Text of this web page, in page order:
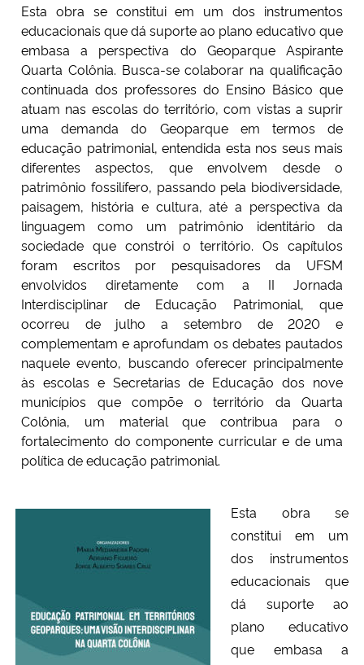
Secretaria de Governo
Gabinete de Segurança Institucional
Advocacia-Geral da União
Banco Central do Brasil
Planalto
Esta obra se constitui em um dos instrumentos
educacionais que dá suporte ao plano educativo que
embasa a perspectiva do Geoparque Aspirante
Quarta Colônia. Busca-se colaborar na qualificação
continuada dos professores do Ensino Básico que
atuam nas escolas do território, com vistas a suprir
uma demanda do Geoparque em termos de
educação patrimonial, entendida esta nos seus mais
diferentes aspectos, que envolvem desde o
patrimônio fossilífero, passando pela biodiversidade,
paisagem, história e cultura, até a perspectiva da
linguagem como um patrimônio identitário da
sociedade que constrói o território. Os capítulos
foram escritos por pesquisadores da UFSM
envolvidos diretamente com a II Jornada
Interdisciplinar de Educação Patrimonial, que
ocorreu de julho a setembro de 2020 e
complementam e aprofundam os debates pautados
naquele evento, buscando oferecer principalmente
às escolas e Secretarias de Educação dos nove
municípios que compõe o território da Quarta
Colônia, um material que contribua para o
fortalecimento do componente curricular e de uma
política de educação patrimonial.
Esta obra se
constitui em um
dos instrumentos
educacionais que
dá suporte ao
plano educativo
que embasa a